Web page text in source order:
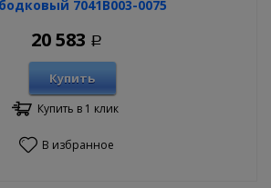
7041B003-0075
20 583 Р
Купить
Купить в 1 клик
В избранное